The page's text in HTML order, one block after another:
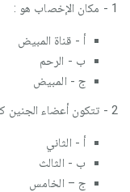
1 - مكان الإخصاب هو :
أ - قناة المبيض
ب - الرحم
ج - المبيض
2 - تتكون أعضاء الجنين كاملة في نهاية الشهر :
أ - الثاني
ب - الثالث
ج – الخامس